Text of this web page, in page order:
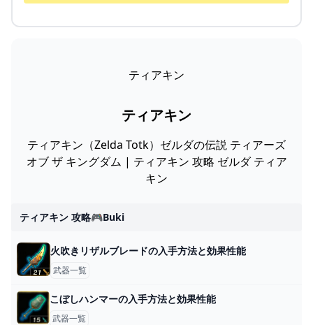
ティアキン
ティアキン
ティアキン（Zelda Totk）ゼルダの伝説 ティアーズ
オブ ザ キングダム | ティアキン 攻略 ゼルダ ティア
キン
ティアキン 攻略🎮buki
火吹きリザルブレードの入手方法と効果性能
武器一覧
こぼしハンマーの入手方法と効果性能
武器一覧